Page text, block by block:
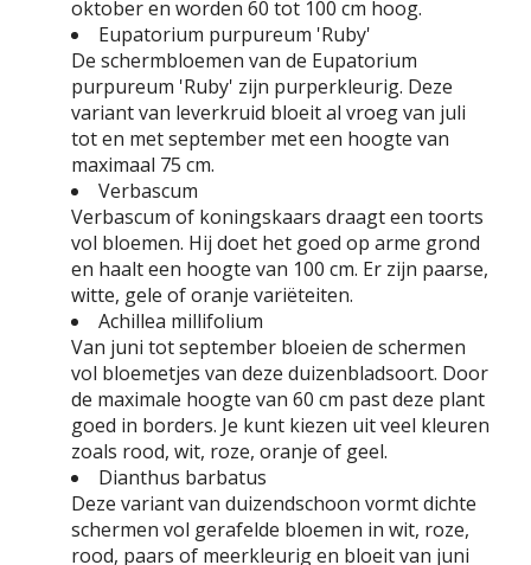
oktober en worden 60 tot 100 cm hoog.
Eupatorium purpureum 'Ruby'
De schermbloemen van de Eupatorium
purpureum 'Ruby' zijn purperkleurig. Deze
variant van leverkruid bloeit al vroeg van juli
tot en met september met een hoogte van
maximaal 75 cm.
Verbascum
Verbascum of koningskaars draagt een toorts
vol bloemen. Hij doet het goed op arme grond
en haalt een hoogte van 100 cm. Er zijn paarse,
witte, gele of oranje variëteiten.
Achillea millifolium
Van juni tot september bloeien de schermen
vol bloemetjes van deze duizenbladsoort. Door
de maximale hoogte van 60 cm past deze plant
goed in borders. Je kunt kiezen uit veel kleuren
zoals rood, wit, roze, oranje of geel.
Dianthus barbatus
Deze variant van duizendschoon vormt dichte
schermen vol gerafelde bloemen in wit, roze,
rood, paars of meerkleurig en bloeit van juni